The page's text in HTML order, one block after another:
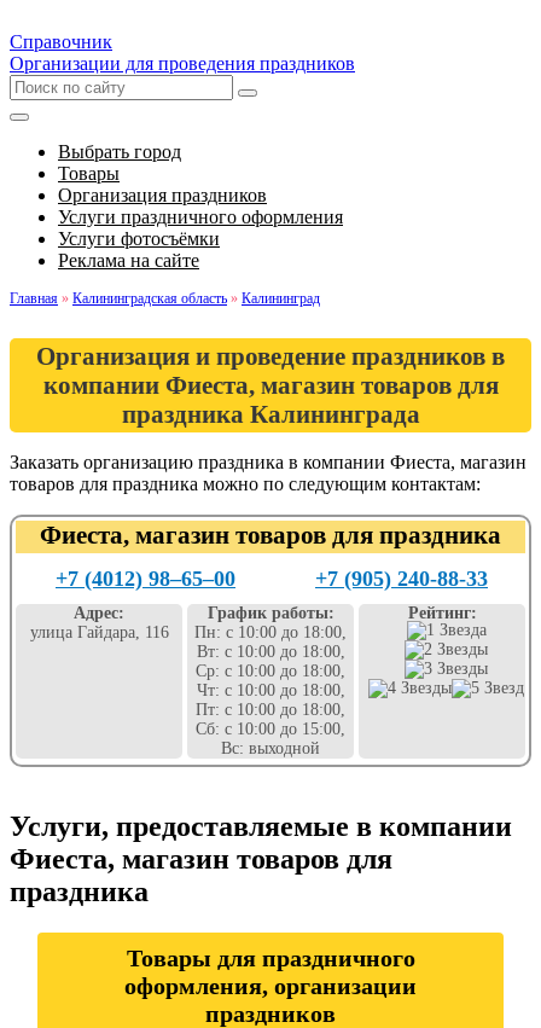
Справочник
Организации для проведения праздников
Выбрать город
Товары
Организация праздников
Услуги праздничного оформления
Услуги фотосъёмки
Реклама на сайте
Главная » Калининградская область » Калининград
Организация и проведение праздников в
компании Фиеста, магазин товаров для
праздника Калининграда
Заказать организацию праздника в компании Фиеста, магазин
товаров для праздника можно по следующим контактам:
Фиеста, магазин товаров для праздника
+7 (4012) 98‒65‒00 +7 (905) 240-88-33
Адрес:
улица Гайдара, 116
График работы:
Пн: с 10:00 до 18:00,
Вт: с 10:00 до 18:00,
Ср: с 10:00 до 18:00,
Чт: с 10:00 до 18:00,
Пт: с 10:00 до 18:00,
Сб: с 10:00 до 15:00,
Вс: выходной
Рейтинг:
Услуги, предоставляемые в компании
Фиеста, магазин товаров для
праздника
Товары для праздничного
оформления, организации
праздников